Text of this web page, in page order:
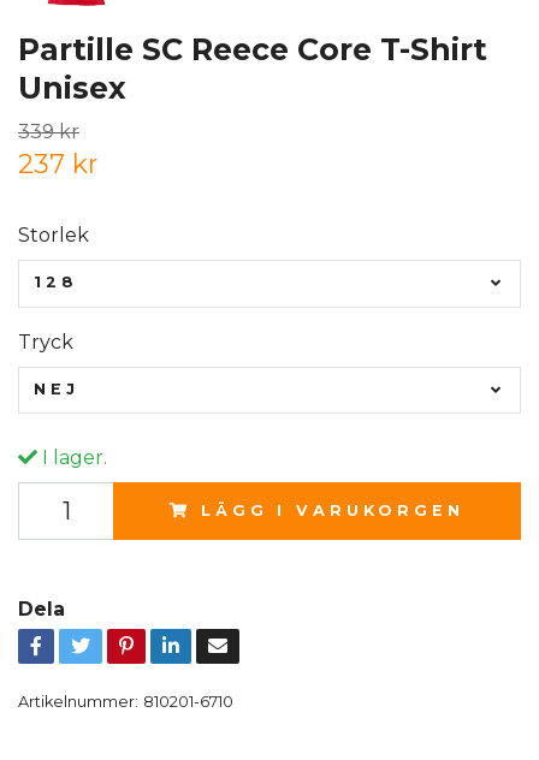
Partille SC Reece Core T-Shirt
Unisex
339 kr
237 kr
Storlek
128
Tryck
NEJ
I lager.
LÄGG I VARUKORGEN
Dela
Artikelnummer: 810201-6710